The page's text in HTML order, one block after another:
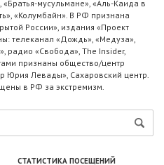
мусульмане», «Аль-Каида в
«Колумбайн». В РФ признана
России», издания «Проект
телеканал «Дождь», «Медуза»,
радио «Свобода», The Insider,
признаны общество/центр
Юрия Левады», Сахаровский центр.
в РФ за экстремизм.
СТАТИСТИКА ПОСЕЩЕНИЙ